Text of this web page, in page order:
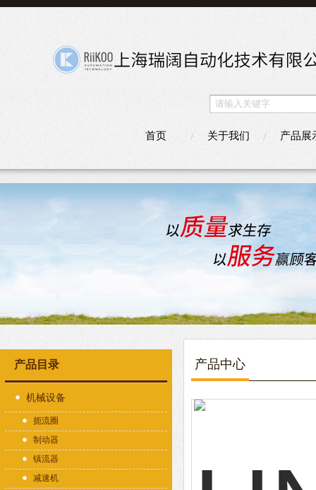
首页 关于我们 产品展
产品目录
机械设备
扼流圈
制动器
镇流器
减速机
产品中心